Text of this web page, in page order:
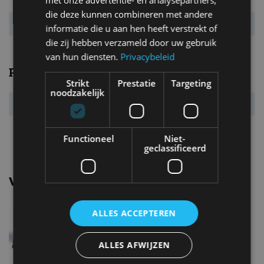
Energielabel B
Prestaties
Acc. 0-100 km/u 10,6 s
Topsnelheid 209 km/u
Vergelijkbare uitvoeringen
Opel Astra1.2 Turbo (110 pk)
die deze kunnen combineren met andere
informatie die u aan hen heeft verstrekt of
die zij hebben verzameld door uw gebruik
van hun diensten. Privacybeleid
Strikt
noodzakelijk
Prestatie Targeting
Functioneel
Niet-
geclassificeerd
ALLES ACCEPTEREN
ALLES AFWIJZEN